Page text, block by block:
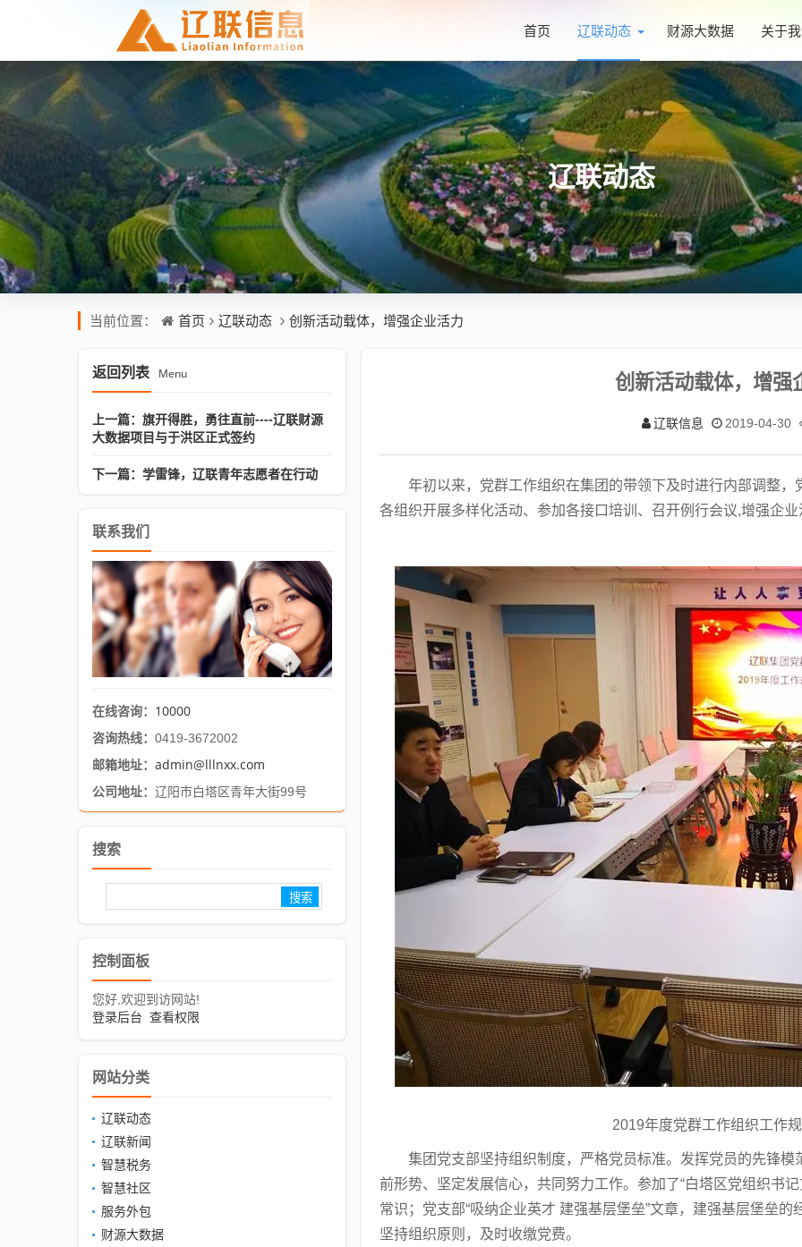
首页 辽联动态 财源大数据 关于
辽联动态
当前位置： 首页 辽联动态 创新活动载体，增强企业活力
创新活动载体，增强
辽联信息 2019-04-30
年初以来，党群工作组织在集团的带领下及时进行内部调整
各组织开展多样化活动、参加各接口培训、召开例行会议,增强企
2019年度党群工作组织工作
集团党支部坚持组织制度，严格党员标准。发挥党员的先锋
前形势、坚定发展信心，共同努力工作。参加了“白塔区党组织书
常识；党支部“吸纳企业英才 建强基层堡垒”文章，建强基层堡垒
坚持组织原则，及时收缴党费。
返回列表 Menu
上一篇：旗开得胜，勇往直前----辽联财源
大数据项目与于洪区正式签约
下一篇：学雷锋，辽联青年志愿者在行动
联系我们
在线咨询： 10000
咨询热线： 0419-3672002
邮箱地址： admin@lllnxx.com
公司地址： 辽阳市白塔区青年大街99号
搜索
控制面板
您好,欢迎到访网站!
登录后台 查看权限
网站分类
辽联动态
辽联新闻
智慧税务
智慧社区
服务外包
财源大数据